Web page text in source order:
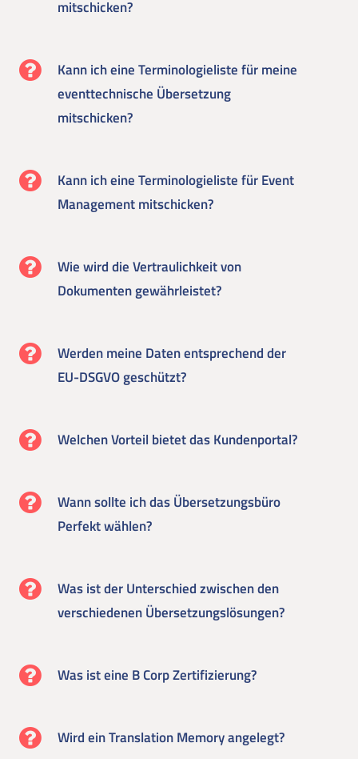
mitschicken?
Kann ich eine Terminologieliste für meine
eventtechnische Übersetzung
mitschicken?
Kann ich eine Terminologieliste für Event
Management mitschicken?
Wie wird die Vertraulichkeit von
Dokumenten gewährleistet?
Werden meine Daten entsprechend der
EU-DSGVO geschützt?
Welchen Vorteil bietet das Kundenportal?
Wann sollte ich das Übersetzungsbüro
Perfekt wählen?
Was ist der Unterschied zwischen den
verschiedenen Übersetzungslösungen?
Was ist eine B Corp Zertifizierung?
Wird ein Translation Memory angelegt?